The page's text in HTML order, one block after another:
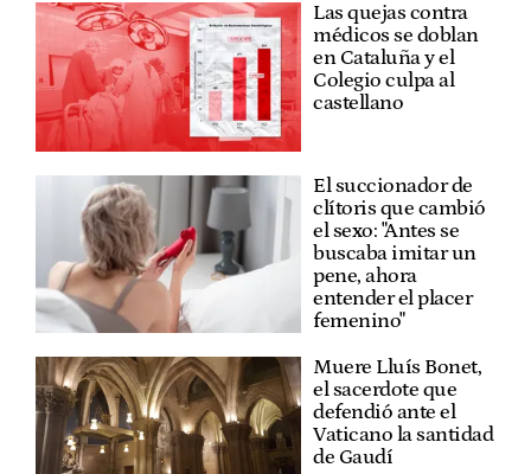
Las quejas contra
médicos se doblan
en Cataluña y el
Colegio culpa al
castellano
El succionador de
clítoris que cambió
el sexo: "Antes se
buscaba imitar un
pene, ahora
entender el placer
femenino"
Muere Lluís Bonet,
el sacerdote que
defendió ante el
Vaticano la santidad
de Gaudí